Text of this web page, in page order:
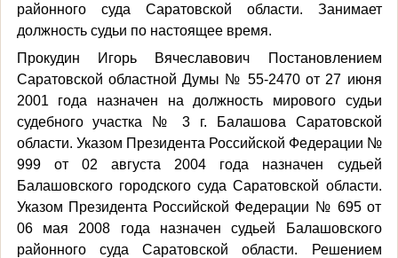
районного суда Саратовской области. Занимает
должность судьи по настоящее время.
Прокудин Игорь Вячеславович Постановлением
Саратовской областной Думы № 55-2470 от 27 июня
2001 года назначен на должность мирового судьи
судебного участка № 3 г. Балашова Саратовской
области. Указом Президента Российской Федерации №
999 от 02 августа 2004 года назначен судьей
Балашовского городского суда Саратовской области.
Указом Президента Российской Федерации № 695 от
06 мая 2008 года назначен судьей Балашовского
районного суда Саратовской области. Решением